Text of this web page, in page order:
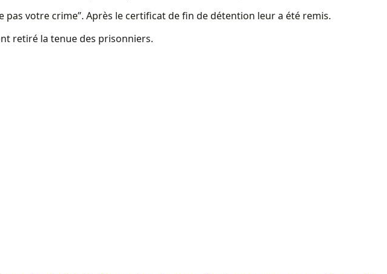
pas votre crime”. Après le certificat de fin de détention leur a été remis.
retiré la tenue des prisonniers.